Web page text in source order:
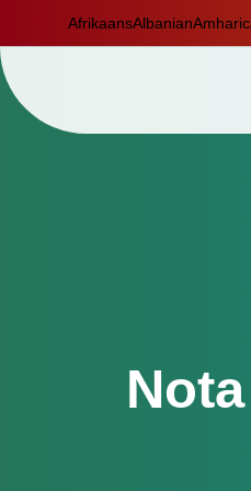
AfrikaansAlbanianAmharic